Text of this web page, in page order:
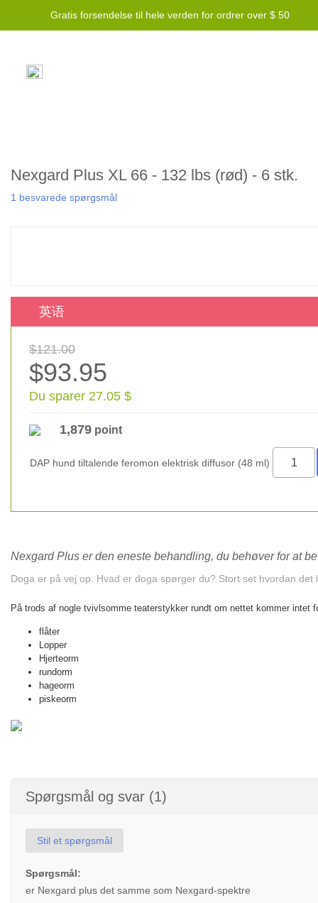
Gratis forsendelse til hele verden for ordrer over $ 50
Nexgard Plus XL 66 - 132 lbs (rød) - 6 stk.
1 besvarede spørgsmål
英语
$121.00
$93.95
Du sparer 27.05 $
1,879 point
DAP hund tiltalende feromon elektrisk diffusor (48 ml)
Nexgard Plus er den eneste behandling, du behøver for at
Doga er på vej op. Hvad er doga spørger du? Stort set hvordan
På trods af nogle tvivlsomme teaterstykker rundt om nettet kommer intet
flåter
Lopper
Hjerteorm
rundorm
hageorm
piskeorm
Spørgsmål og svar (1)
Stil et spørgsmål
Spørgsmål:
er Nexgard plus det samme som Nexgard-spektre